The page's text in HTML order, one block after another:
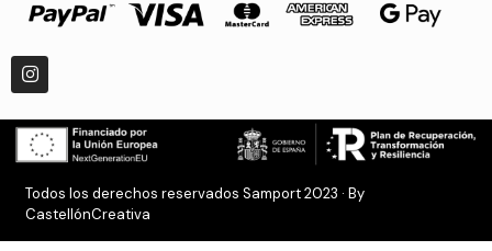
Todos los derechos reservados Samport 2023 · By
CastellónCreativa